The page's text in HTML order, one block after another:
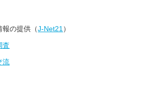
報の提供（J-Net21 ）
査
流